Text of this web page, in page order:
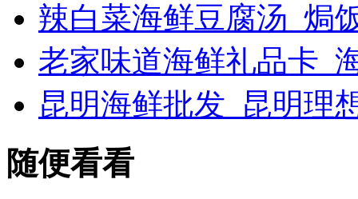
辣白菜海鲜豆腐汤_焗
老家味道海鲜礼品卡_
昆明海鲜批发_昆明理
随便看看